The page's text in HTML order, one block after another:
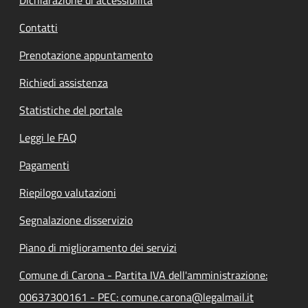
Contatti
Prenotazione appuntamento
Richiedi assistenza
Statistiche del portale
Leggi le FAQ
Pagamenti
Riepilogo valutazioni
Segnalazione disservizio
Piano di miglioramento dei servizi
Comune di Carona - Partita IVA dell'amministrazione:
00637300161 - PEC: comune.carona@legalmail.it